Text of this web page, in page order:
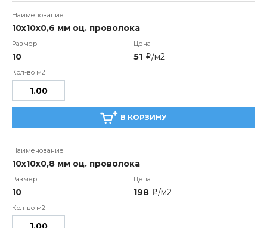
10х10х0,6 мм оц. проволока
10 51 i/м2
В КОРЗИНУ
10х10х0,8 мм оц. проволока
10 198 i/м2